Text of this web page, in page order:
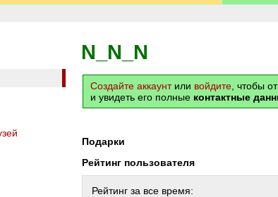
N_N_N
Создайте аккаунтили войдите , чтобы
и увидеть его полные контактные
Подарки
Рейтинг пользователя
Рейтинг за все время: